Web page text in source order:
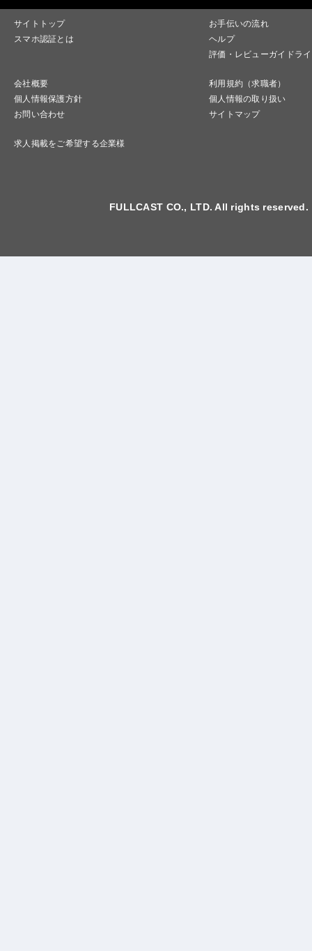
サイトトップ
お手伝いの流れ
スマホ認証とは
ヘルプ
評価・レビューガイドラ
会社概要
利用規約（求職者）
個人情報保護方針
個人情報の取り扱い
お問い合わせ
サイトマップ
求人掲載をご希望する企業様
FULLCAST CO., LTD. All rights reserved.